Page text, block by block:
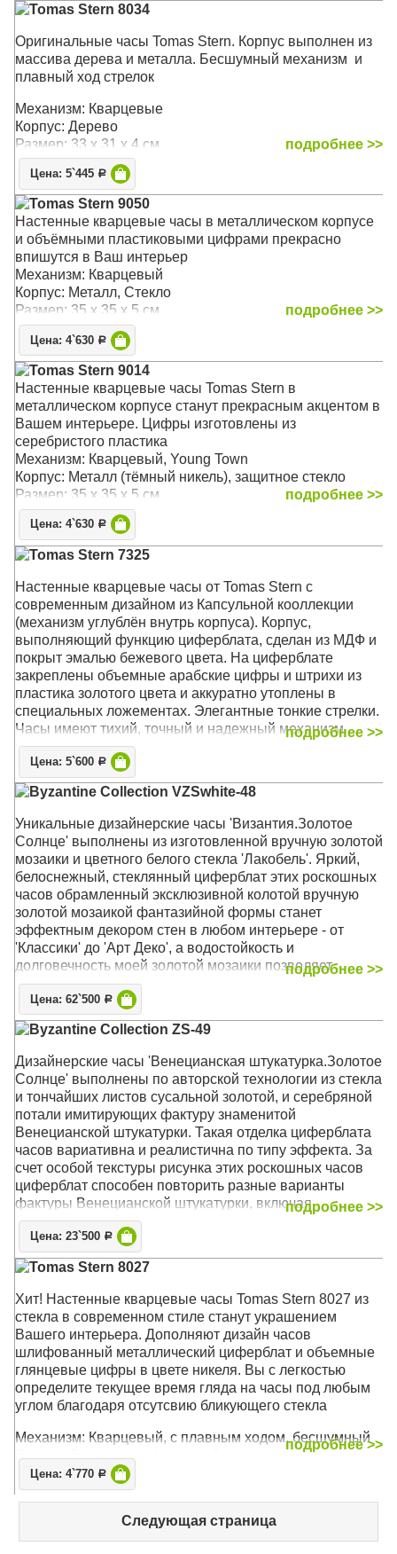
Tomas Stern 8034
Оригинальные часы Tomas Stern. Корпус выполнен из
массива дерева и металла. Бесшумный механизм и
плавный ход стрелок
Механизм: Кварцевые
Корпус: Дерево
Размер: 33 x 31 x 4 см
подробнее >>
Цена: 5`445 Р
Tomas Stern 9050
Настенные кварцевые часы в металлическом корпусе
и объёмными пластиковыми цифрами прекрасно
впишутся в Ваш интерьер
Механизм: Кварцевый
Корпус: Металл, Стекло
Размер: 35 х 35 х 5 см
подробнее >>
Цена: 4`630 Р
Tomas Stern 9014
Настенные кварцевые часы Tomas Stern в
металлическом корпусе станут прекрасным акцентом в
Вашем интерьере. Цифры изготовлены из
серебристого пластика
Механизм: Кварцевый, Young Town
Корпус: Металл (тёмный никель), защитное стекло
Размер: 35 х 35 х 5 см
подробнее >>
Цена: 4`630 Р
Tomas Stern 7325
Настенные кварцевые часы от Tomas Stern с
современным дизайном из Капсульной кооллекции
(механизм углублён внутрь корпуса). Корпус,
выполняющий функцию циферблата, сделан из МДФ и
покрыт эмалью бежевого цвета. На циферблате
закреплены объемные арабские цифры и штрихи из
пластика золотого цвета и аккуратно утоплены в
специальных ложементах. Элегантные тонкие стрелки.
Часы имеют тихий, точный и надежный механизм
Young Town 12888 c дискретным ходом. Благодаря
своему лаконичному облику часы могут быть уместны
и на кухне, и в спальне, и в гостиной современного
стиля
Механизм: Кварцевый тихий
Корпус: МДФ
Размер: 34 х 34 х 4 см
подробнее >>
Цена: 5`600 Р
Byzantine Collection VZSwhite-48
Уникальные дизайнерские часы 'Византия.Золотое
Солнце' выполнены из изготовленной вручную золотой
мозаики и цветного белого стекла 'Лакобель'. Яркий,
белоснежный, стеклянный циферблат этих роскошных
часов обрамленный эксклюзивной колотой вручную
золотой мозаикой фантазийной формы станет
эффектным декором стен в любом интерьере - от
'Классики' до 'Арт Деко', а водостойкость и
долговечность моей золотой мозаики позволяет
украсить данными часами и ваши ванные комнаты
Механизм: Кварцевый, плавного хода (ETA, Чехия)
Корпус: Стекло, Золото, стекло Лакобель
подробнее >>
Цена: 62`500 Р
Byzantine Collection ZS-49
Дизайнерские часы 'Венецианская штукатурка.Золотое
Солнце' выполнены по авторской технологии из стекла
и тончайших листов сусальной золотой, и серебряной
потали имитирующих фактуру знаменитой
Венецианской штукатурки. Такая отделка циферблата
часов вариативна и реалистична по типу эффекта. За
счет особой текстуры рисунка этих роскошных часов
циферблат способен повторить разные варианты
фактуры Венецианской штукатурки, включая
потертости, сколы, выбоины. Такой декор является
ярким акцентом помещения и станет эффектным
декором стен в любом интерьере - от 'Классики' до 'Арт
Деко'. А в водостойком исполнении позволяет украсить
данными часами и ваши ванные комнаты
Механизм: Кварцевый, плавного хода (ETA, Чехия)
Корпус: Стекло, Золото
Размер: 49 х 49 х 4,5 см
подробнее >>
Цена: 23`500 Р
Tomas Stern 8027
Хит! Настенные кварцевые часы Tomas Stern 8027 из
стекла в современном стиле станут украшением
Вашего интерьера. Дополняют дизайн часов
шлифованный металлический циферблат и объемные
глянцевые цифры в цвете никеля. Вы с легкостью
определите текущее время гляда на часы под любым
углом благодаря отсутсвию бликующего стекла
Механизм: Кварцевый, с плавным ходом, бесшумный
Корпус: Стекло, шлифованный металл
Размер: 35 х 35 см
подробнее >>
Цена: 4`770 Р
Следующая страница